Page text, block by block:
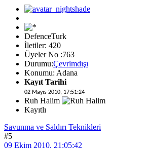
DefenceTurk
İletiler: 420
Üyeler No :763
Durumu:Çevrimdışı
Konumu: Adana
Kayıt Tarihi
02 Mayıs 2010, 17:51:24
Ruh Halim
Kayıtlı
Savunma ve Saldırı Teknikleri
#5
09 Ekim 2010, 21:05:42